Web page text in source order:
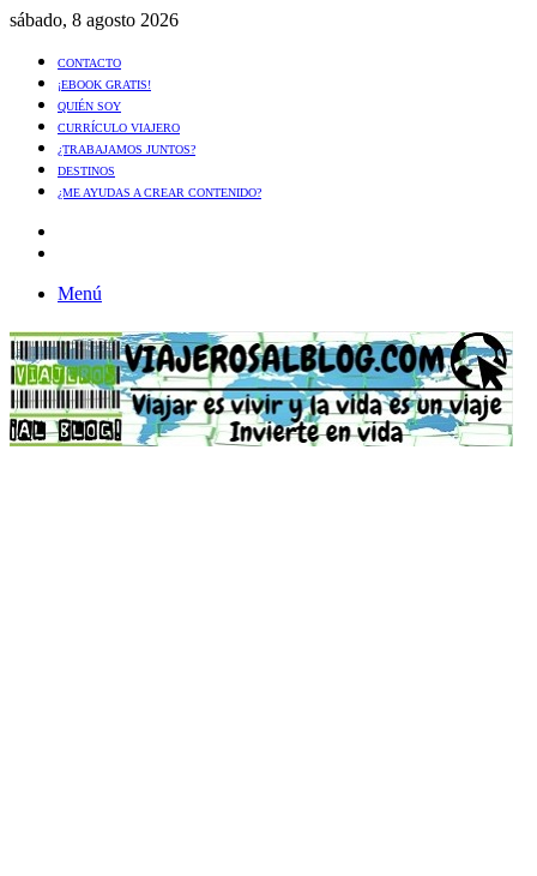
sábado, 8 agosto 2026
CONTACTO
¡EBOOK GRATIS!
QUIÉN SOY
CURRÍCULO VIAJERO
¿TRABAJAMOS JUNTOS?
DESTINOS
¿ME AYUDAS A CREAR CONTENIDO?
Menú